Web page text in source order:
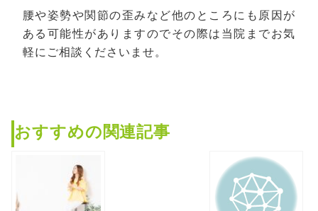
腰や姿勢や関節の歪みなど他のところにも原因が
ある可能性がありますのでその際は当院までお気
軽にご相談くださいませ。
おすすめの関連記事